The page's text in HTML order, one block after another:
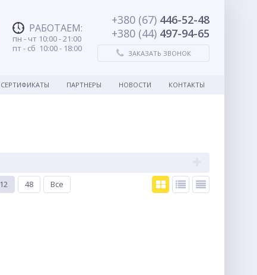
РАБОТАЕМ:
пн - чт 10:00 - 21:00
пт - сб 10:00 - 18:00
+380 (67) 446-52-48
+380 (44) 497-94-65
ЗАКАЗАТЬ ЗВОНОК
СЕРТИФИКАТЫ ПАРТНЕРЫ НОВОСТИ КОНТАКТЫ
12 48 Все